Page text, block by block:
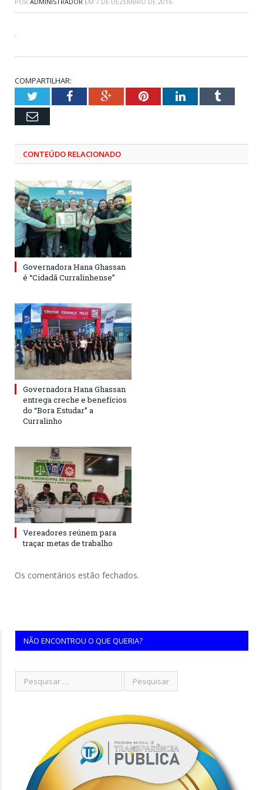
COMPARTILHAR:
TwitterFacebookGoogle+PinterestLinkedInTumblr
Email
CONTEÚDO RELACIONADO
Governadora Hana Ghassan
é “Cidadã Curralinhense”
Governadora Hana Ghassan
entrega creche e benefícios
do “Bora Estudar” a
Curralinho
Vereadores reúnem para
traçar metas de trabalho
Os comentários estão fechados.
NÃO ENCONTROU O QUE QUERIA?